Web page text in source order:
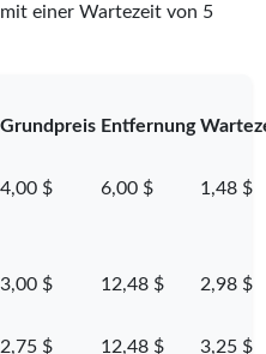
einer Wartezeit von 5
Grundpreis Entfernung
4,00 $ 6,00 $ 1,48 $
3,00 $ 12,48 $ 2,98 $
2,75 $ 12,48 $ 3,25 $